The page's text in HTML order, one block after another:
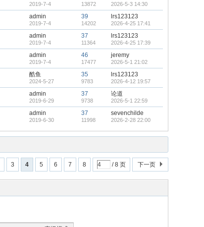
2019-7-4 13872 2026-5-3 14:30
admin
2019-7-4
39
14202
lrs123123
2026-4-25 17:41
admin
2019-7-4
37
11364
lrs123123
2026-4-25 17:39
admin
2019-7-4
46
17477
jeremy
2026-5-1 21:02
酷鱼
2024-5-27
35
9783
lrs123123
2026-4-12 19:57
admin
2019-6-29
37
9738
论道
2026-5-1 22:59
admin
2019-6-30
37
11998
sevenchilde
2026-2-28 22:00
3 4 5 6 7 8 / 8 页 下一页